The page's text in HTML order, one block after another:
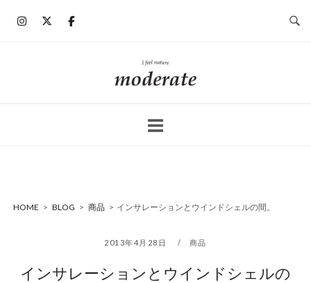
ホ
ー
HOME > BLOG > 商品 > インサレーションとウインドシェルの間。
2013年4月28日 商品
インサレーションとウインドシェルの